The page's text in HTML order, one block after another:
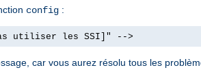
config :
utiliser les SSI]" -->
car vous aurez résolu tous les